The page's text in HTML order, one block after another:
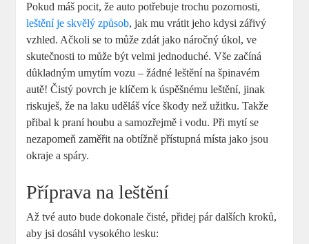
Pokud máš pocit, že auto potřebuje trochu pozornosti,
leštění je skvělý způsob, jak mu vrátit jeho kdysi zářivý
vzhled. Ačkoli se to může zdát jako náročný úkol, ve
skutečnosti to může být velmi jednoduché. Vše začíná
důkladným umytím vozu – žádné leštění na špinavém
autě! Čistý povrch je klíčem k úspěšnému leštění, jinak
riskuješ, že na laku uděláš více škody než užitku. Takže
přibal k praní houbu a samozřejmě i vodu. Při mytí se
nezapomeň zaměřit na obtížně přístupná místa jako jsou
okraje a spáry.
Příprava na leštění
Až tvé auto bude dokonale čisté, přidej pár dalších kroků,
aby jsi dosáhl vysokého lesku: